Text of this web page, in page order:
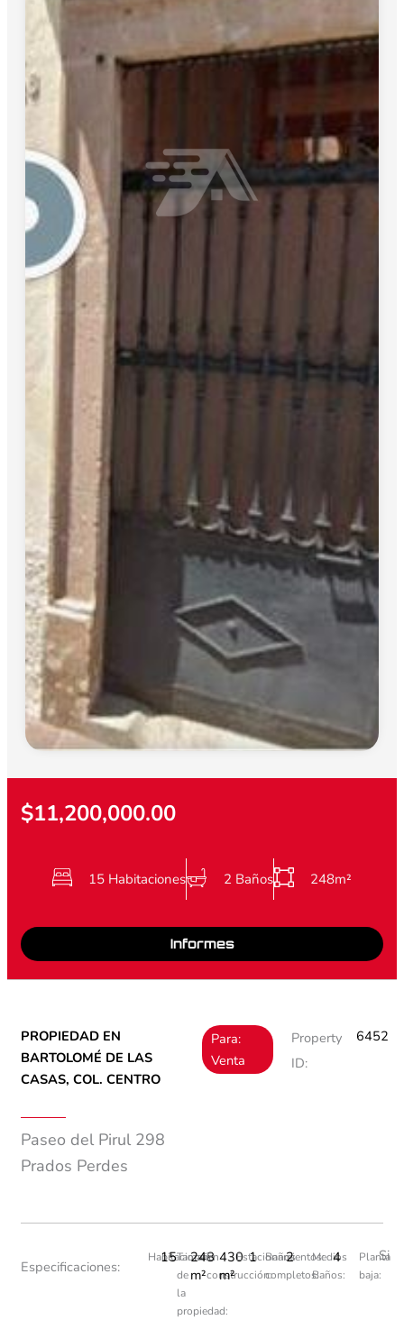
$11,200,000.00
15 Habitaciones 2 Baños 248m²
Informes
PROPIEDAD EN
BARTOLOMÉ DE LAS
CASAS, COL. CENTRO
Paseo del Pirul 298
Prados Perdes
Para:
Venta
Property
ID:
6452
Especificaciones:
Habitaciones:
15Tamaño
de
la
propiedad:
248
m²
En
construcción:
430
m²
Estacionamientos:
1 Baños
completos:
2
Medios
Baños:
4
Planta
baja:
Si